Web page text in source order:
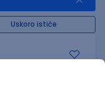
Uskoro ističe